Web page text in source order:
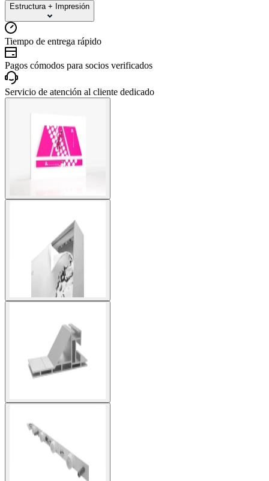
Estructura + Impresión
Tiempo de entrega rápido
Pagos cómodos para socios verificados
Servicio de atención al cliente dedicado